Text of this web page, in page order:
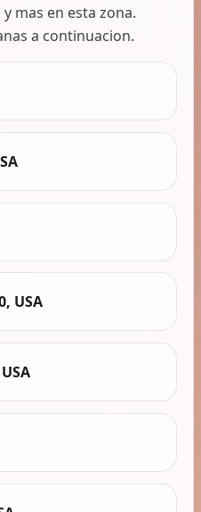
mas en esta zona.
a continuacion.
USA